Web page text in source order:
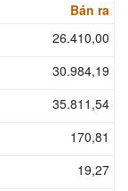
Bán ra
26.410,00
30.984,19
35.811,54
170,81
19,27